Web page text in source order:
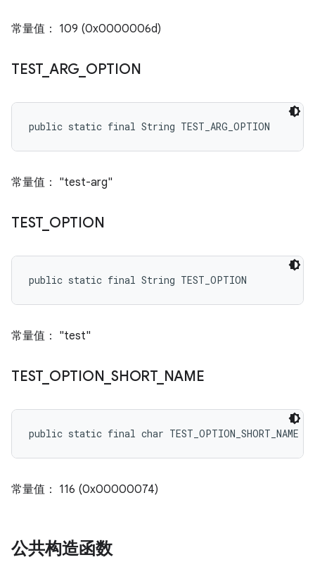
常量值： 109 (0x0000006d)
TEST_ ARG OPTION
public static final String TEST_ARG_OPTION
常量值： "test-arg"
TEST_ OPTION
public static final String TEST_OPTION
常量值： "test"
TEST_ OPTION SHORT_ NAME
public static final char TEST_OPTION_SHORT_NAME
常量值： 116 (0x00000074)
公共构造函数